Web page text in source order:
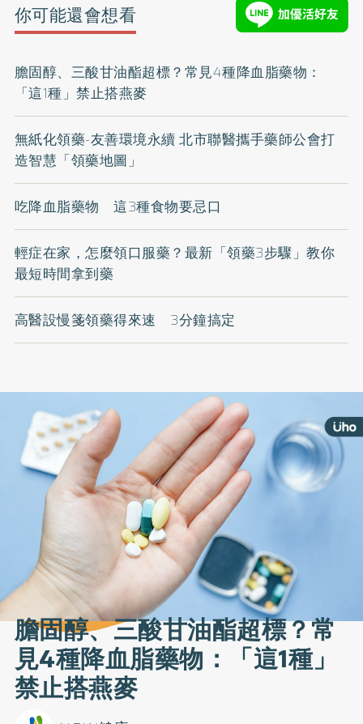
你可能還會想看
膽固醇、三酸甘油酯超標？常見4種降血脂藥物：
「這1種」禁止搭燕麥
無紙化領藥-友善環境永續 北市聯醫攜手藥師公會打
造智慧「領藥地圖」
吃降血脂藥物 這3種食物要忌口
輕症在家，怎麼領口服藥？最新「領藥3步驟」教你
最短時間拿到藥
高醫設慢箋領藥得來速 3分鐘搞定
膽固醇、三酸甘油酯超標？常
見4種降血脂藥物：「這1種」
禁止搭燕麥